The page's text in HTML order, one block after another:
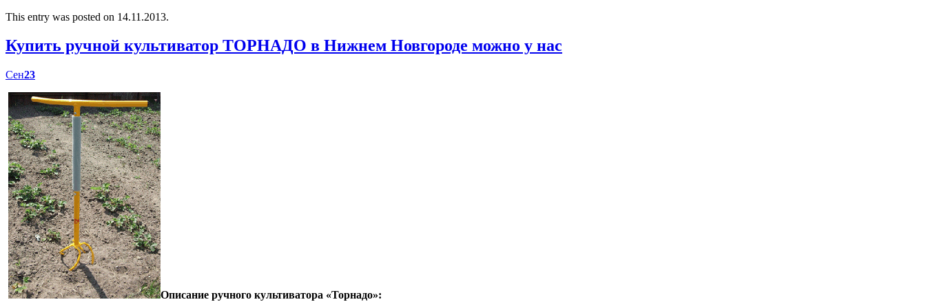
This entry was posted on 14.11.2013.
Купить ручной культиватор ТОРНАДО в Нижнем Новгороде можно у нас
Сен23
Описание ручного культиватора «Торнадо»: